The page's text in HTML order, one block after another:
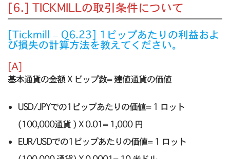
[6.] TICKMILLの取引条件について
[Tickmill – Q6.23] 1ピップあたりの利益およ
び損失の計算方法を教えてください。
[A]
基本通貨の金額 X ピップ数= 建値通貨の価値
USD/JPYでの1ピップあたりの価値= 1 ロット
(100,000通貨 ) X 0.01= 1,000 円
EUR/USDでの1ピップあたりの価値= 1 ロット